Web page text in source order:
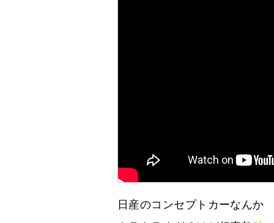
日産のコンセプトカーなんか